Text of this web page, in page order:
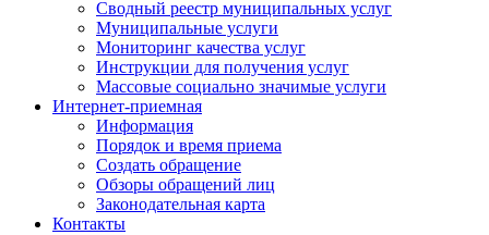
Сводный реестр муниципальных услуг
Муниципальные услуги
Мониторинг качества услуг
Инструкции для получения услуг
Массовые социально значимые услуги
Интернет-приемная
Информация
Порядок и время приема
Создать обращение
Обзоры обращений лиц
Законодательная карта
Контакты